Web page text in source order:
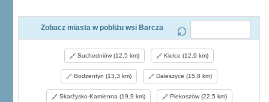
Zobacz miasta w pobliżu wsi Barcza
Suchedniów (12,5 km) Kielce (12,9 km)
Bodzentyn (13,3 km) Daleszyce (15,8 km)
Skarżysko-Kamienna (19,9 km) Piekoszów (22,5 km)